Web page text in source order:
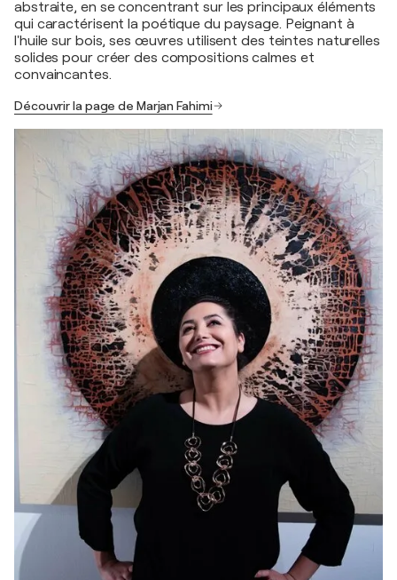
abstraite, en se concentrant sur les principaux éléments
qui caractérisent la poétique du paysage. Peignant à
l'huile sur bois, ses œuvres utilisent des teintes naturelles
solides pour créer des compositions calmes et
convaincantes.
Découvrir la page de Marjan Fahimi